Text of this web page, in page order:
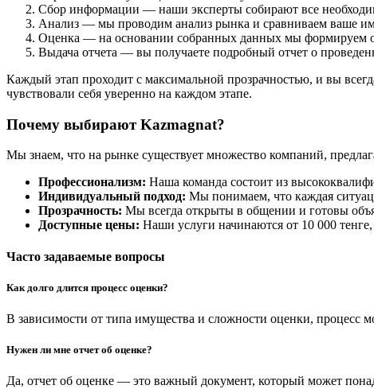
Сбор информации — наши эксперты собирают все
Анализ — мы проводим анализ рынка и сравниваем ваше
Оценка — на основании собранных данных мы формируем
Выдача отчета — вы получаете подробный отчет о
Каждый этап проходит с максимальной прозрачностью, и вы
чувствовали себя уверенно на каждом этапе.
Почему выбирают Kazmagnat?
Мы знаем, что на рынке существует множество компаний,
Профессионализм: Наша команда состоит из
Индивидуальный подход: Мы понимаем, что каждая
Прозрачность: Мы всегда открыты в общении и готовы
Доступные цены: Наши услуги начинаются от 10 000
Часто задаваемые вопросы
Как долго длится процесс оценки?
В зависимости от типа имущества и сложности оценки, процесс
Нужен ли мне отчет об оценке?
Да, отчет об оценке — это важный документ, который может